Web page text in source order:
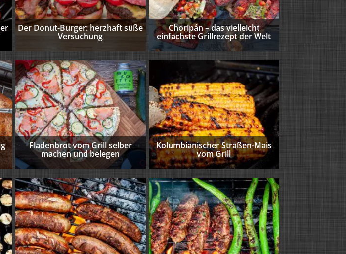
Kruste von der Rotisserie
Der Donut-Burger: herzhaft süße
Versuchung
Choripán – das vielleicht
einfachste Grillrezept der Welt
mit Käse "Quesadillas, das
Fladenbrot vom Grill selber
machen und belegen
Kolumbianischer Straßen-Mais
vom Grill
einfach! Die Bacon Bomb ist